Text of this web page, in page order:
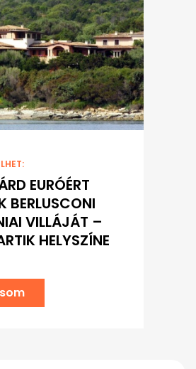
EURÓÉRT
BERLUSCONI
VILLÁJÁT –
HELYSZÍNE